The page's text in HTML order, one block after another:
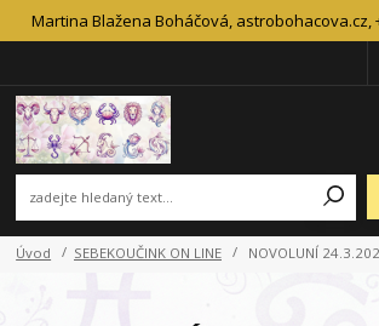
Martina Blažena Boháčová, astrobohacova.cz,
Úvod SEBEKOUČINK ON LINE NOVOLUNÍ